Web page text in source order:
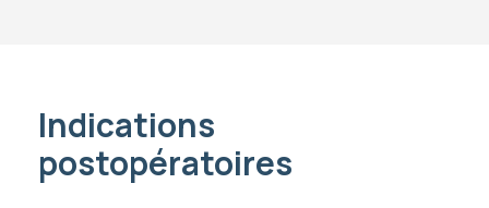
Indications
postopératoires